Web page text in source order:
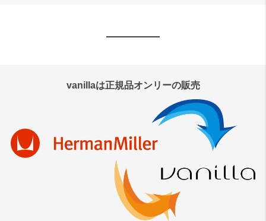
vanillaは正規品オンリーの販売